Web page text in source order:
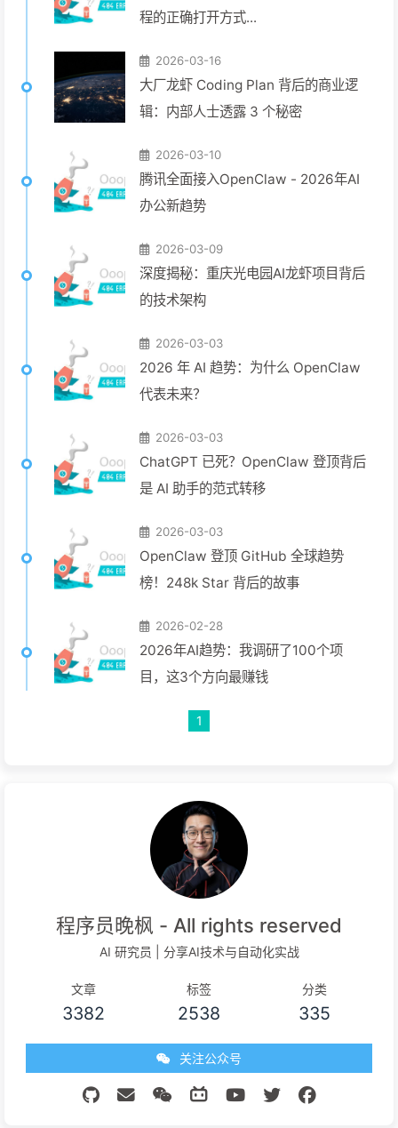
程的正确打开方式...
2026-03-16
大厂龙虾 Coding Plan 背后的商业逻
辑：内部人士透露 3 个秘密
2026-03-10
腾讯全面接入OpenClaw - 2026年AI
办公新趋势
2026-03-09
深度揭秘：重庆光电园AI龙虾项目背后
的技术架构
2026-03-03
2026 年 AI 趋势：为什么 OpenClaw
代表未来？
2026-03-03
ChatGPT 已死？OpenClaw 登顶背后
是 AI 助手的范式转移
2026-03-03
OpenClaw 登顶 GitHub 全球趋势
榜！248k Star 背后的故事
2026-02-28
2026年AI趋势：我调研了100个项
目，这3个方向最赚钱
1
程序员晚枫 - All rights reserved
AI 研究员 | 分享AI技术与自动化实战
文章
3382
标签
2538
分类
335
关注公众号